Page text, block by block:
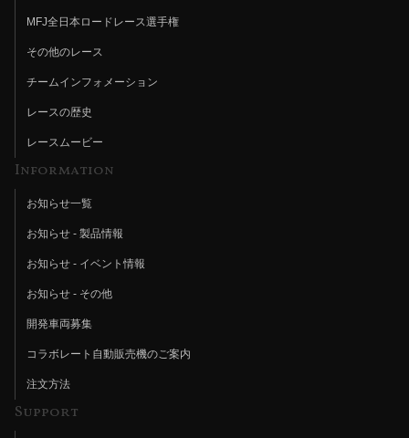
MFJ全日本ロードレース選手権
その他のレース
チームインフォメーション
レースの歴史
レースムービー
Information
お知らせ一覧
お知らせ - 製品情報
お知らせ - イベント情報
お知らせ - その他
開発車両募集
コラボレート自動販売機のご案内
注文方法
Support